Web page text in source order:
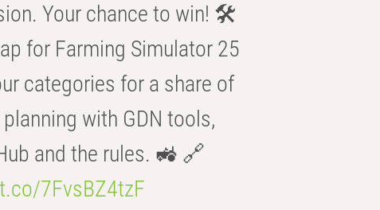
Your chance to win! 🛠️
for Farming Simulator 25
categories for a share of
with GDN tools,
and the rules. 🚜 🔗
7FvsBZ4tzF